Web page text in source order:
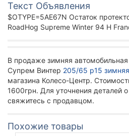
Текст Объявления
$OTYPE=5AE67N Остаток
RoadHog Supreme Winter 94 H
В продаже зимняя
Супрем Винтер 205/65 р15 зимняя
магазина Колесо-Центр.
1600грн. Для уточнения деталей
свяжитесь с продавцом.
Похожие товары